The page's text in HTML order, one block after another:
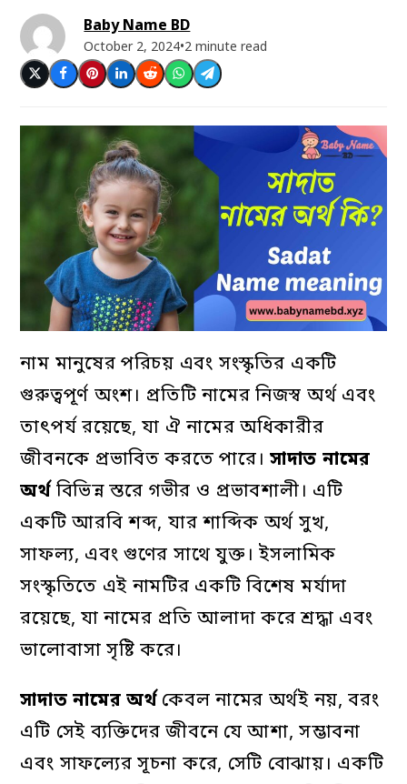
Baby Name BD
October 2, 2024•2 minute read
Post
on
Share
on
Share
on
Share
on
Post
on
Share
via
Share
via
নাম মানুষের পরিচয় এবং সংস্কৃতির একটি
গুরুত্বপূর্ণ অংশ। প্রতিটি নামের নিজস্ব অর্থ এবং
তাৎপর্য রয়েছে, যা ঐ নামের অধিকারীর
জীবনকে প্রভাবিত করতে পারে।সাদাত নামের
অর্থবিভিন্ন স্তরে গভীর ও প্রভাবশালী। এটি
একটি আরবি শব্দ, যার শাব্দিক অর্থ সুখ,
সাফল্য, এবং গুণের সাথে যুক্ত। ইসলামিক
সংস্কৃতিতে এই নামটির একটি বিশেষ মর্যাদা
রয়েছে, যা নামের প্রতি আলাদা করে শ্রদ্ধা এবং
ভালোবাসা সৃষ্টি করে।
সাদাতনামেরঅর্থকেবল নামের অর্থই নয়, বরং
এটি সেই ব্যক্তিদের জীবনে যে আশা, সম্ভাবনা
এবং সাফল্যের সূচনা করে, সেটি বোঝায়। একটি